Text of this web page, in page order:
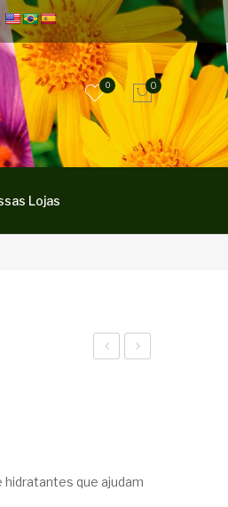
0
0
Lojas
que ajudam